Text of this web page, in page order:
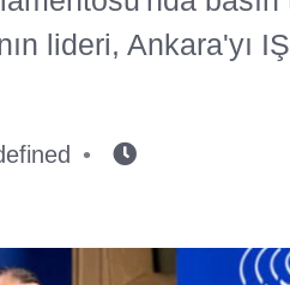
lideri, Ankara'yı